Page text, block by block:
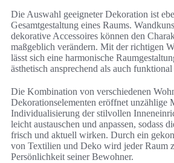
Die Auswahl geeigneter Dekoration ist
Gesamtgestaltung eines Raums.
dekorative Accessoires können den
maßgeblich verändern. Mit der richtigen
lässt sich eine harmonische
ästhetisch ansprechend als auch funktional
Die Kombination von verschiedenen
Dekorationselementen eröffnet unzählige
Individualisierung der stilvollen
leicht austauschen und anpassen, sodass
frisch und aktuell wirken. Durch ein
von Textilien und Deko wird jeder Raum
Persönlichkeit seiner Bewohner.